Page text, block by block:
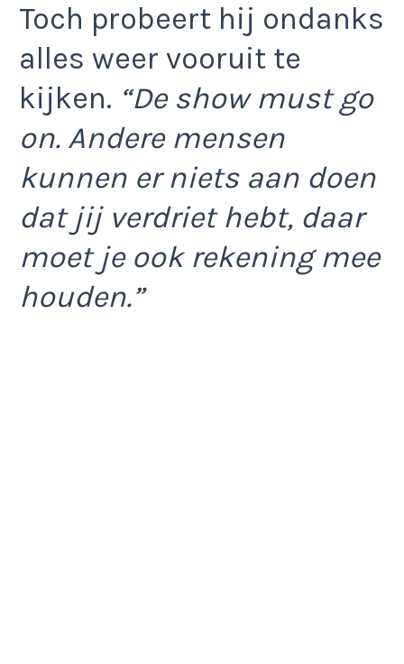
Toch probeert hij ondanks
alles weer vooruit te
kijken. “De show must go
on. Andere mensen
kunnen er niets aan doen
dat jij verdriet hebt, daar
moet je ook rekening mee
houden.”